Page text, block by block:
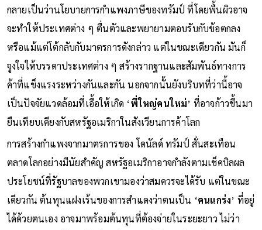
กลายเป็นว่านโยบายการกำแพงภาษีของทรัมป์ ที่โดยพื้นผิวอาจ
จะทำให้ประเทศต่าง ๆ ตื่นตัวและพยายามตอบรับกับข้อตกลง
หรือแม้แต่โต้กลับกับมาตรการดังกล่าว แต่ในขณะเดียวกัน มันก็
จูงใจให้บรรดาประเทศต่าง ๆ สร้างรากฐานและสัมพันธ์ทางการ
ค้าที่แข็งแรงระหว่างกันและกัน นอกจากนั้นยังบริบทที่ว่านี้อาจ
เป็นปัจจัยแวดล้อมที่เอื้อให้เกิด ‘พี่ใหญ่คนใหม่’ ที่อาจก้าวขึ้นมา
ยืนเทียบเคียงกับสหรัฐอเมริกาในสังเวียนการค้าโลก
การสร้างกำแพงจากมาตรการของ โดนัลด์ ทรัมป์ สั่นสะเทือน
ตลาดโลกอย่างมีนัยสำคัญ สหรัฐอเมริกาอาจกำลังตามเช็คบิลผล
ประโยชน์ที่รัฐบาลของพวกเขามองว่าสมควรจะได้รับ แต่ในขณะ
เดียวกัน ต้นทุนแฝงเร้นของการสำแดงว่าตนเป็น ‘คนแกร่ง’ ที่อยู่
ได้ด้วยตนเอง อาจมาพร้อมต้นทุนที่ต้องจ่ายในระยะยาว ไม่ว่า